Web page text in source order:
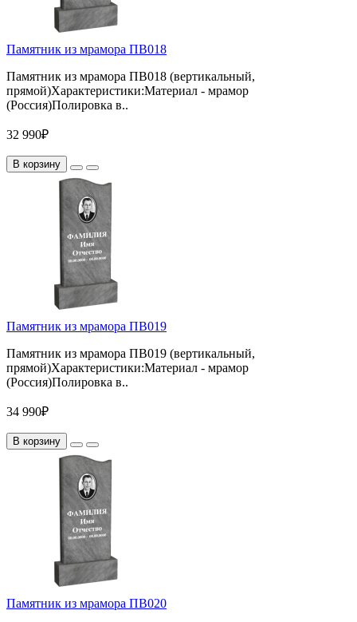
Памятник из мрамора ПВ018
Памятник из мрамора ПВ018 (вертикальный,
прямой)Характеристики:Материал - мрамор
(Россия)Полировка в..
32 990₽
В корзину
Памятник из мрамора ПВ019
Памятник из мрамора ПВ019 (вертикальный,
прямой)Характеристики:Материал - мрамор
(Россия)Полировка в..
34 990₽
В корзину
Памятник из мрамора ПВ020